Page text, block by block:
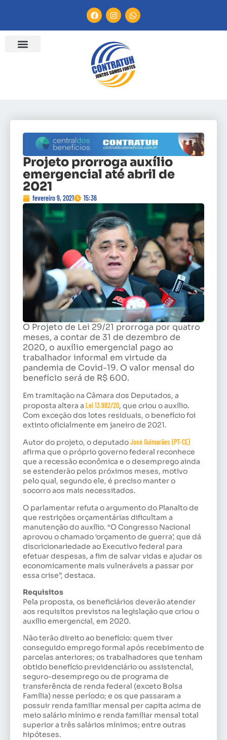
Projeto prorroga auxílio
emergencial até abril de
2021
fevereiro 9, 2021 15:36
O Projeto de Lei 29/21 prorroga por quatro
meses, a contar de 31 de dezembro de
2020, o auxílio emergencial pago ao
trabalhador informal em virtude da
pandemia de Covid-19. O valor mensal do
benefício será de R$ 600.
Em tramitação na Câmara dos Deputados, a
proposta altera a Lei 13.982/20, que criou o auxílio.
Com exceção dos lotes residuais, o benefício foi
extinto oficialmente em janeiro de 2021.
Autor do projeto, o deputadoJosé Guimarães (PT-CE)
afirma que o próprio governo federal reconhece
que a recessão econômica e o desemprego ainda
se estenderão pelos próximos meses, motivo
pelo qual, segundo ele, é preciso manter o
socorro aos mais necessitados.
O parlamentar refuta o argumento do Planalto de
que restrições orçamentárias dificultam a
manutenção do auxílio. “O Congresso Nacional
aprovou o chamado ‘orçamento de guerra’, que dá
discricionariedade ao Executivo federal para
efetuar despesas, a fim de salvar vidas e ajudar os
economicamente mais vulneráveis a passar por
essa crise”, destaca.
Requisitos
Pela proposta, os beneficiários deverão atender
aos requisitos previstos na legislação que criou o
auxílio emergencial, em 2020.
Não terão direito ao benefício: quem tiver
conseguido emprego formal após recebimento de
parcelas anteriores; os trabalhadores que tenham
obtido benefício previdenciário ou assistencial,
seguro-desemprego ou de programa de
transferência de renda federal (exceto Bolsa
Família) nesse período; e os que passaram a
possuir renda familiar mensal per capita acima de
meio salário mínimo e renda familiar mensal total
superior a três salários mínimos; entre outras
hipóteses.